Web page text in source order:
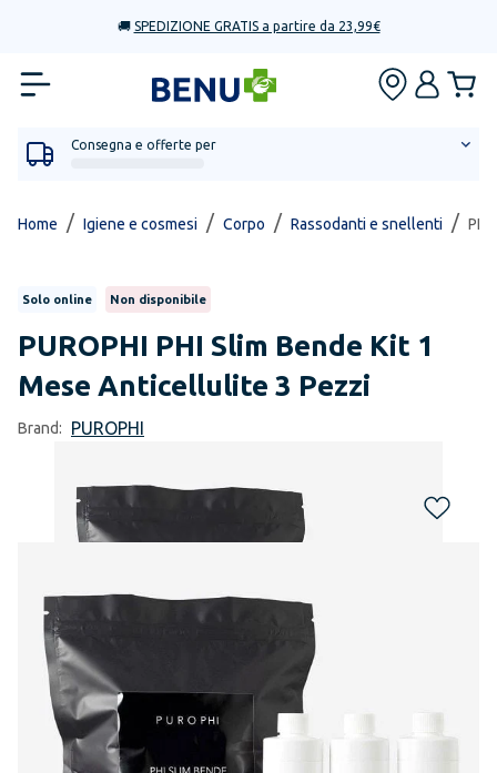
🚚 SPEDIZIONE GRATIS a partire da 23,99€
Consegna e offerte per
Home / Igiene e cosmesi / Corpo / Rassodanti e snellenti / PHI
Solo online Non disponibile
PUROPHI PHI Slim Bende Kit 1
Mese Anticellulite 3 Pezzi
Brand: PUROPHI